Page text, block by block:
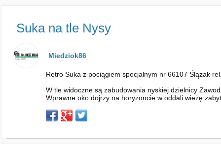
Suka na tle Nysy
Miedziok86
Retro Suka z pociągiem specjalnym nr 66107 Ślązak
W tle widoczne są zabudowania nyskiej dzielnicy
Wprawne oko dojrzy na horyzoncie w oddali wieżę